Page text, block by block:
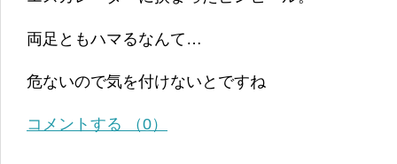
両足ともハマるなんて…
危ないので気を付けないとですね
コメントする （0）